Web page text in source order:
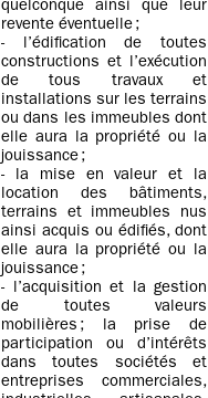
quelconque ainsi que leur
revente éventuelle ;
- l’édification de toutes
constructions et l’exécution
de tous travaux et
installations sur les terrains
ou dans les immeubles dont
elle aura la propriété ou la
jouissance ;
- la mise en valeur et la
location des bâtiments,
terrains et immeubles nus
ainsi acquis ou édifiés, dont
elle aura la propriété ou la
jouissance ;
- l’acquisition et la gestion
de toutes valeurs
mobilières ; la prise de
participation ou d’intérêts
dans toutes sociétés et
entreprises commerciales,